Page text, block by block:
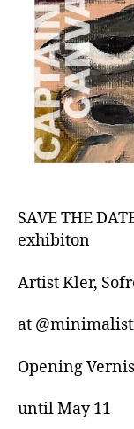
SAVE THE
exhibiton
Artist Kler,
at
Opening
until May 11